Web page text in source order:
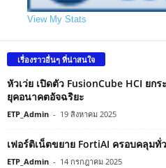
View My Stats
เรื่องราวอื่นๆ ที่น่าสนใจ
หัวเว่ย เปิดตัว FusionCube HCI ยก
ยุคอนาคตอัจฉริยะ
ETP_Admin - 19 สิงหาคม 2025
เฟอร์ติเน็ตขยาย FortiAI ครอบคลุม
ETP_Admin - 14 กรกฎาคม 2025